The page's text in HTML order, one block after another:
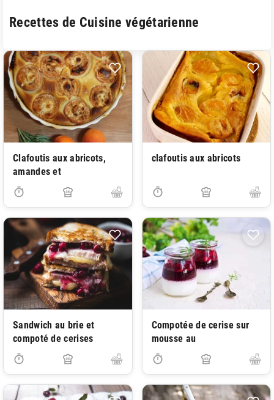
Recettes de Cuisine végétarienne
Clafoutis aux abricots,
amandes et
clafoutis aux abricots
Sandwich au brie et
compoté de cerises
Compotée de cerise sur
mousse au